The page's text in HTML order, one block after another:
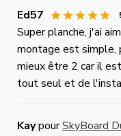
Ed57
Super planche, j'ai
montage est simple,
mieux être 2 car il
tout seul et de
KaypourSkyBoard